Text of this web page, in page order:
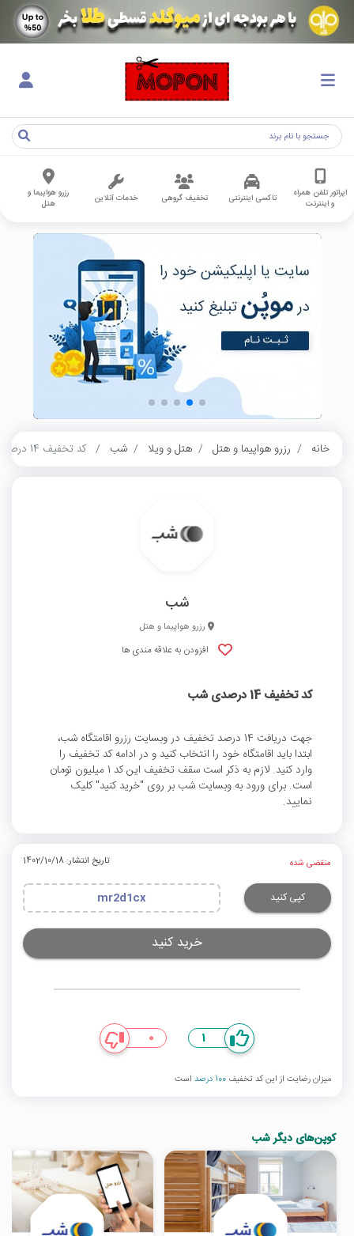
اپراتور تلفن همراه
و اینترنت
تاکسی اینترنتی تخفیف گروهی خدمات آنلاین
رزرو هواپیما و
هتل
خانه رزرو هواپیما و هتل هتل و ویلا شب کد تخفیف 14 درصدی شب
شب
رزرو هواپیما و هتل
افزودن به علاقه مندی ها
کد تخفیف 14 درصدی شب
جهت دریافت 14 درصد تخفیف در وبسایت رزرو اقامتگاه شب،
ابتدا باید اقامتگاه خود را انتخاب کنید و در ادامه کد تخفیف را
وارد کنید. لازم به ذکر است سقف تخفیف این کد 1 میلیون تومان
است. برای ورود به وبسایت شب بر روی "خرید کنید" کلیک
نمایید.
منقضی شده تاریخ انتشار: 1402/10/18
کپی کنید mr2d1cx
خرید کنید
1
0
میزان رضایت از این کد تخفیف 100 درصد است
کوپن‌های دیگر شب